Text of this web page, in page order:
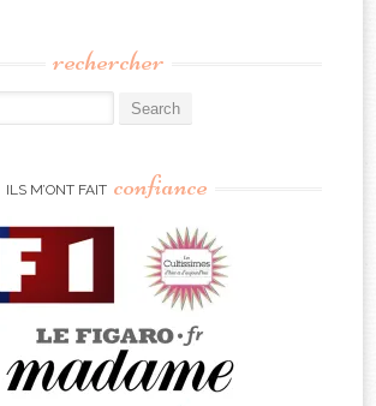
rechercher
ILS M’ONT FAIT confiance